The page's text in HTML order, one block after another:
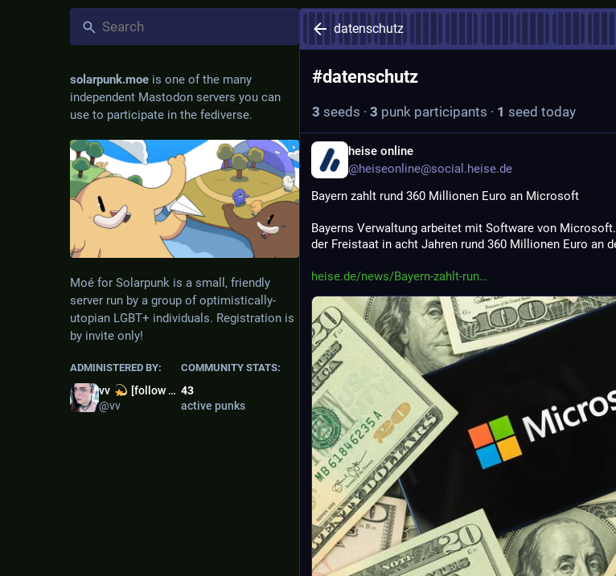
solarpunk.moe is one of the many
independent Mastodon servers you can
use to participate in the fediverse.
Moé for Solarpunk is a small, friendly
server run by a group of optimistically-
utopian LGBT+ individuals. Registration is
by invite only!
ADMINISTERED BY:
vv
[follow my new artist profile!]
@vv
COMMUNITY STATS:
43
active punks
datenschutz
#datenschutz
3 seeds · 3 punk participants · 1 seed today
heise online
@heiseonline@social.heise.de
Bayern zahlt rund 360 Millionen Euro an Microsoft
Bayerns Verwaltung arbeitet mit Software von
der Freistaat in acht Jahren rund 360 Millionen Euro an
heise.de/news/Bayern-zahlt-run